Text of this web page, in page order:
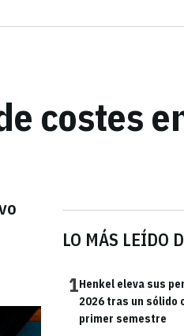
costes
LO MÁS LEÍDO
1Henkel eleva sus
2026 tras un sólido
primer semestre